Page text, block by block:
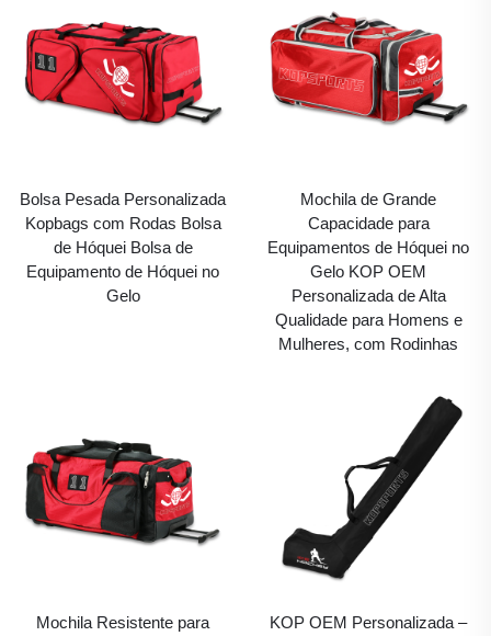
Bolsa Pesada Personalizada
Kopbags com Rodas Bolsa
de Hóquei Bolsa de
Equipamento de Hóquei no
Gelo
Mochila de Grande
Capacidade para
Equipamentos de Hóquei no
Gelo KOP OEM
Personalizada de Alta
Qualidade para Homens e
Mulheres, com Rodinhas
Mochila Resistente para
KOP OEM Personalizada –